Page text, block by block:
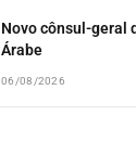
Novo cônsul-geral
Árabe
06/08/2026